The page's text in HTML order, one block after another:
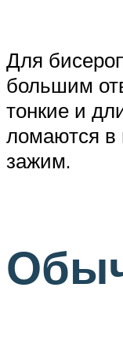
Для
большим
тонкие и
ломаются в
зажим.